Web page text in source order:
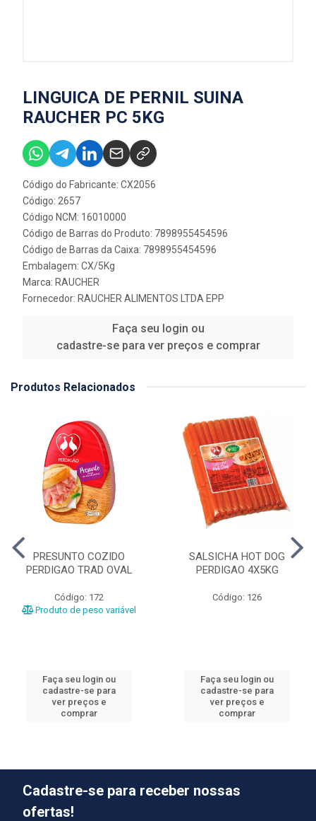
LINGUICA DE PERNIL SUINA
RAUCHER PC 5KG
Código do Fabricante: CX2056
Código: 2657
Código NCM: 16010000
Código de Barras do Produto: 7898955454596
Código de Barras da Caixa: 7898955454596
Embalagem: CX/5Kg
Marca: RAUCHER
Fornecedor: RAUCHER ALIMENTOS LTDA EPP
Faça seu login ou
cadastre-se para ver preços e comprar
Produtos Relacionados
PRESUNTO COZIDO
PERDIGAO TRAD OVAL
Código: 172
Produto de peso variável
Faça seu login ou
cadastre-se para
ver preços e
comprar
SALSICHA HOT DOG
PERDIGAO 4X5KG
Código: 126
Faça seu login ou
cadastre-se para
ver preços e
comprar
Cadastre-se para receber nossas
ofertas!